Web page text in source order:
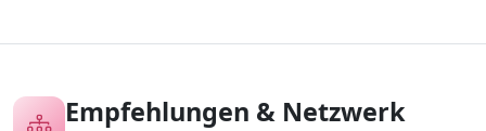
Empfehlungen & Netzwerk